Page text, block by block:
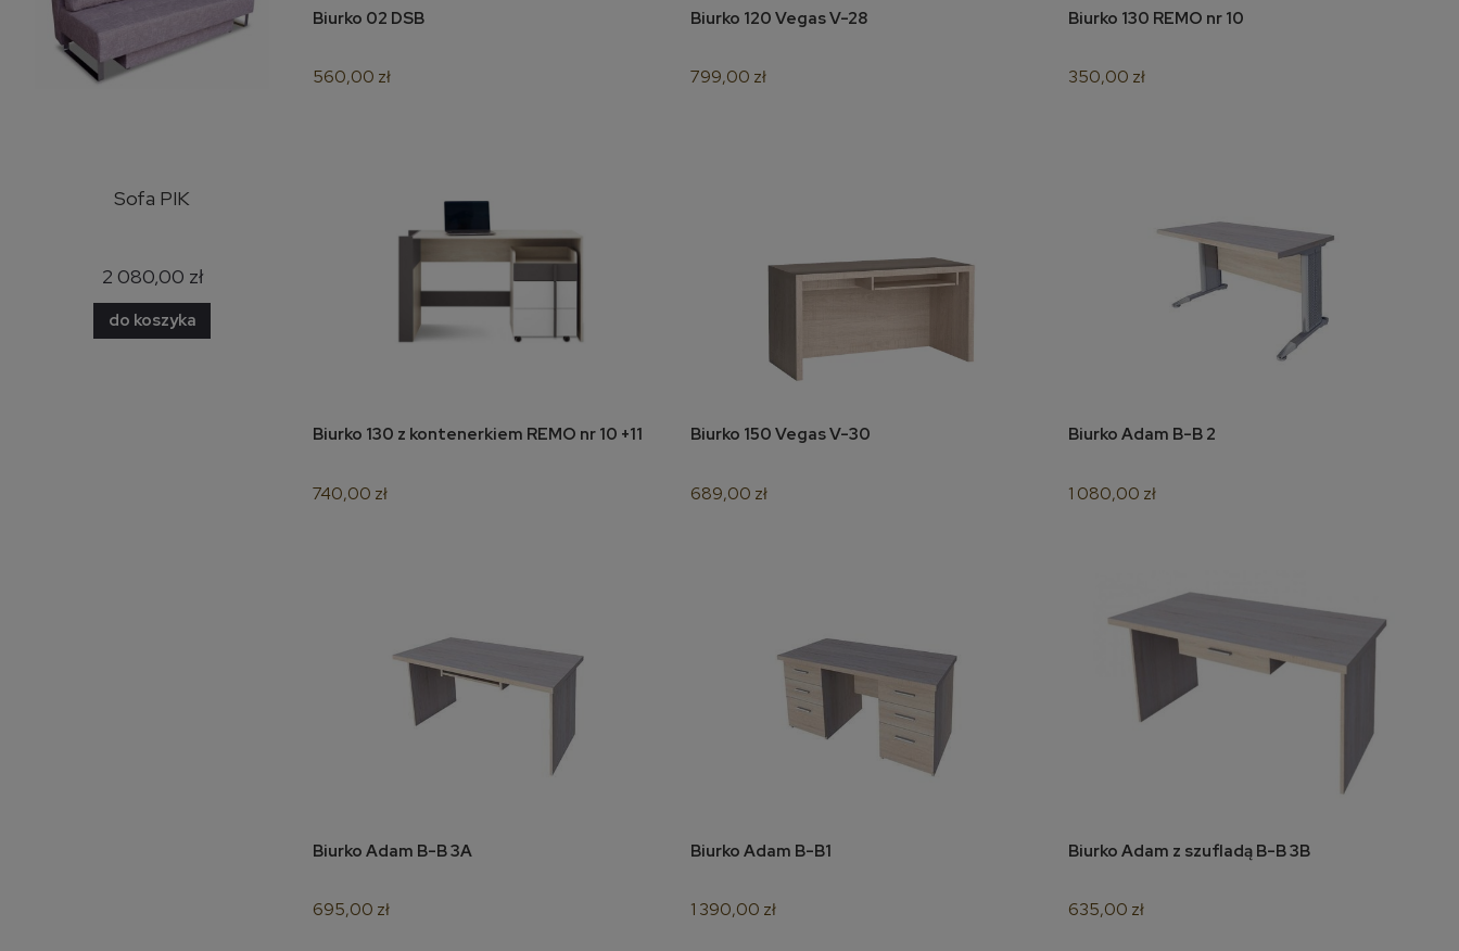
Sofa PIK
2 080,00 zł
do koszyka
Narożnik Bazalt skóra
7 500,00 zł
do koszyka
6 920,00 zł 3 080,00 zł
wypoczynkowy c. zielony /
czarny (tkanina Bluvel #78)
Biurko 02 DSB
560,00 zł
do koszyka
Biurko 120 Vegas V-28
799,00 zł
do koszyka
Biurko 130 REMO nr 10
350,00 zł
do koszyka
Biurko 130 z kontenerkiem REMO nr 10 +11
740,00 zł
do koszyka
Biurko 150 Vegas V-30
689,00 zł
do koszyka
Biurko Adam B-B 2
1 080,00 zł
do koszyka
Biurko Adam B-B 3A
695,00 zł
Biurko Adam B-B1
1 390,00 zł
do koszyka
Biurko Adam z szufladą B-B 3B
635,00 zł